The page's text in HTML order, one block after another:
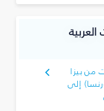
من بيزا
إلى